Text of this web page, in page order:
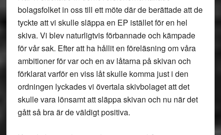
bolagsfolket in oss till ett möte där de berättade att de
tyckte att vi skulle släppa en EP istället för en hel
skiva. Vi blev naturligtvis förbannade och kämpade
för vår sak. Efter att ha hållit en föreläsning om våra
ambitioner för var och en av låtarna på skivan och
förklarat varför en viss låt skulle komma just i den
ordningen lyckades vi övertala skivbolaget att det
skulle vara lönsamt att släppa skivan och nu när det
gått så bra är de väldigt positiva.